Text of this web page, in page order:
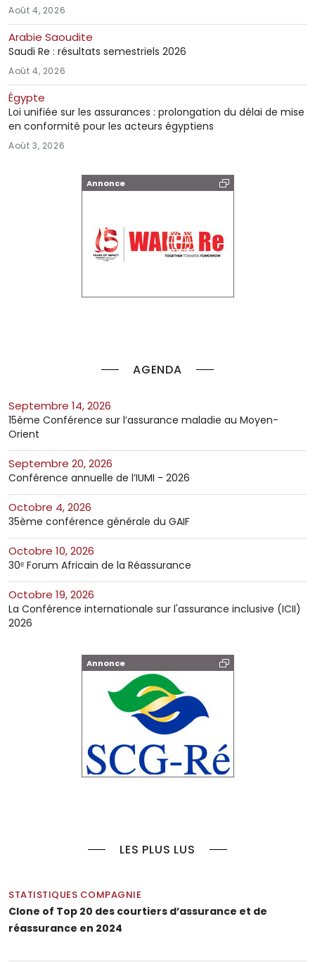
Annonce
AGENDA
septembre 14, 2026
15ème Conférence sur l’assurance maladie au Moyen-
Orient
septembre 20, 2026
Conférence annuelle de l’IUMI - 2026
octobre 4, 2026
35ème conférence générale du GAIF
octobre 10, 2026
30ᵉ Forum Africain de la Réassurance
octobre 19, 2026
La Conférence internationale sur l'assurance inclusive (ICII)
2026
Annonce
LES PLUS LUS
STATISTIQUES COMPAGNIE
Clone of Top 20 des courtiers d’assurance et de
réassurance en 2024
Août 4, 2026
Arabie Saoudite
Saudi Re : résultats semestriels 2026
Août 4, 2026
Égypte
Loi unifiée sur les assurances : prolongation du délai de mise
en conformité pour les acteurs égyptiens
Août 3, 2026